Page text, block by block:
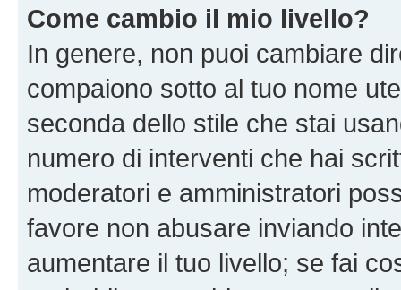
Come cambio il mio livello?
In genere, non puoi cambiare
compaiono sotto al tuo nome
seconda dello stile che stai
numero di interventi che hai
moderatori e amministratori
favore non abusare inviando
aumentare il tuo livello; se fai